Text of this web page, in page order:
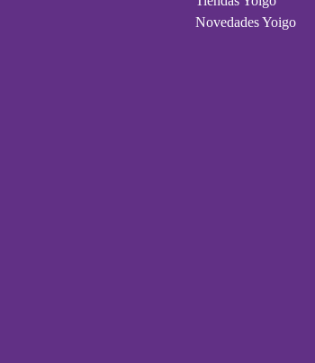
Novedades Yoigo